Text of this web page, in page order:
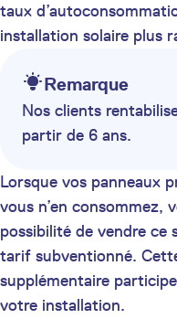
taux
installation solaire plus
Remarque
Nos clients
partir de 6 ans.
Lorsque vos panneaux
vous n’en consommez,
possibilité de vendre ce
tarif subventionné.
supplémentaire
votre installation.